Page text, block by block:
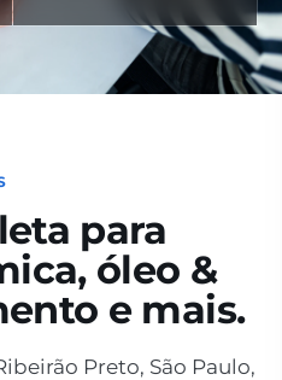
para
óleo &
e mais.
Preto, São Paulo,